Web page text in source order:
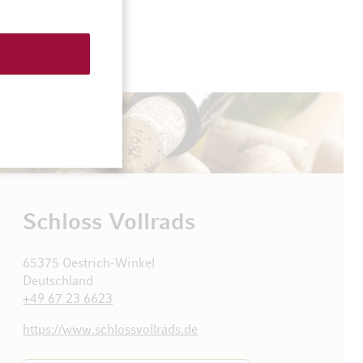
Schloss Vollrads
65375 Oestrich-Winkel
Deutschland
+49 67 23 6623
https://www.schlossvollrads.de